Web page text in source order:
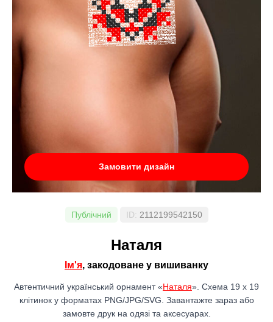
Замовити дизайн
Публічний ID: 2112199542150
Наталя
Ім'я, закодоване у вишиванку
Автентичний український орнамент «Наталя». Схема 19 x 19
клітинок у форматах PNG/JPG/SVG. Завантажте зараз або
замовте друк на одязі та аксесуарах.